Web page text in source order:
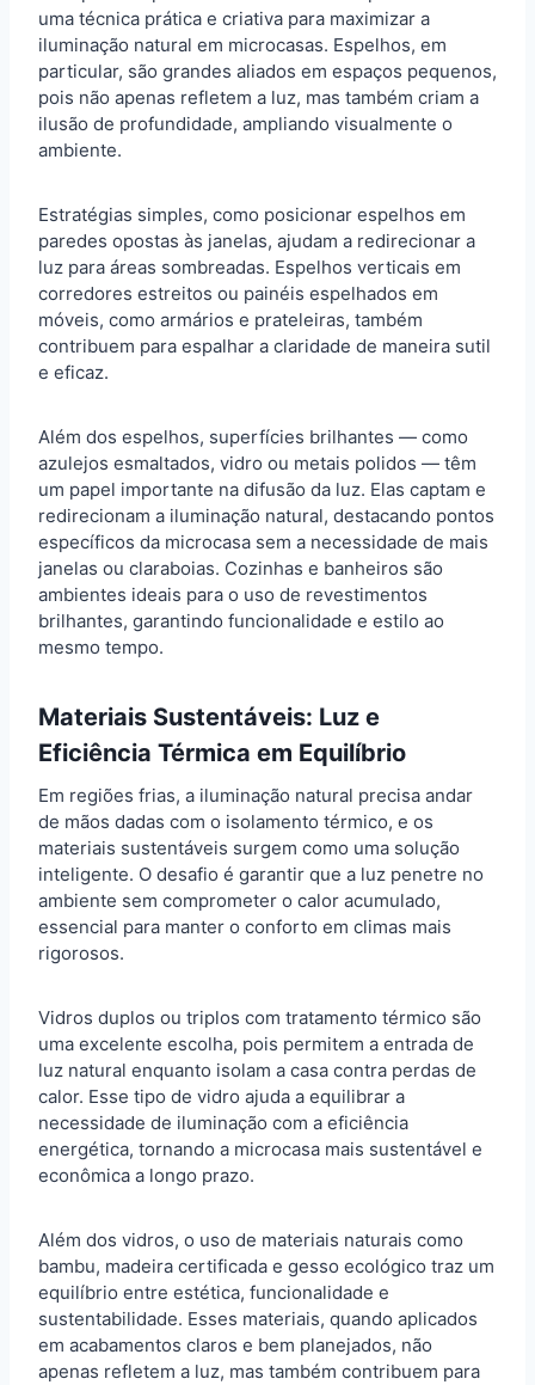
uma técnica prática e criativa para maximizar a
iluminação natural em microcasas. Espelhos, em
particular, são grandes aliados em espaços pequenos,
pois não apenas refletem a luz, mas também criam a
ilusão de profundidade, ampliando visualmente o
ambiente.
Estratégias simples, como posicionar espelhos em
paredes opostas às janelas, ajudam a redirecionar a
luz para áreas sombreadas. Espelhos verticais em
corredores estreitos ou painéis espelhados em
móveis, como armários e prateleiras, também
contribuem para espalhar a claridade de maneira sutil
e eficaz.
Além dos espelhos, superfícies brilhantes — como
azulejos esmaltados, vidro ou metais polidos — têm
um papel importante na difusão da luz. Elas captam e
redirecionam a iluminação natural, destacando pontos
específicos da microcasa sem a necessidade de mais
janelas ou claraboias. Cozinhas e banheiros são
ambientes ideais para o uso de revestimentos
brilhantes, garantindo funcionalidade e estilo ao
mesmo tempo.
Materiais Sustentáveis: Luz e
Eficiência Térmica em Equilíbrio
Em regiões frias, a iluminação natural precisa andar
de mãos dadas com o isolamento térmico, e os
materiais sustentáveis surgem como uma solução
inteligente. O desafio é garantir que a luz penetre no
ambiente sem comprometer o calor acumulado,
essencial para manter o conforto em climas mais
rigorosos.
Vidros duplos ou triplos com tratamento térmico são
uma excelente escolha, pois permitem a entrada de
luz natural enquanto isolam a casa contra perdas de
calor. Esse tipo de vidro ajuda a equilibrar a
necessidade de iluminação com a eficiência
energética, tornando a microcasa mais sustentável e
econômica a longo prazo.
Além dos vidros, o uso de materiais naturais como
bambu, madeira certificada e gesso ecológico traz um
equilíbrio entre estética, funcionalidade e
sustentabilidade. Esses materiais, quando aplicados
em acabamentos claros e bem planejados, não
apenas refletem a luz, mas também contribuem para